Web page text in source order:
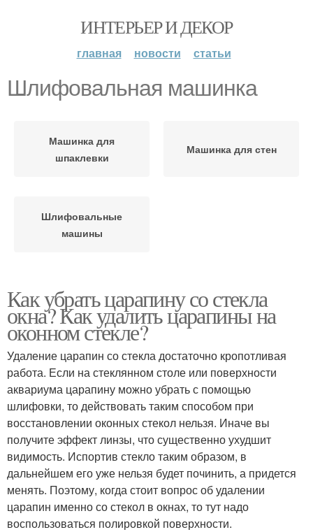
ИНТЕРЬЕР И ДЕКОР
главная новости статьи
Шлифовальная машинка
Машинка для
шпаклевки
Машинка для стен
Шлифовальные
машины
Как убрать царапину со стекла
окна? Как удалить царапины на
оконном стекле?
Удаление царапин со стекла достаточно кропотливая
работа. Если на стеклянном столе или поверхности
аквариума царапину можно убрать с помощью
шлифовки, то действовать таким способом при
восстановлении оконных стекол нельзя. Иначе вы
получите эффект линзы, что существенно ухудшит
видимость. Испортив стекло таким образом, в
дальнейшем его уже нельзя будет починить, а придется
менять. Поэтому, когда стоит вопрос об удалении
царапин именно со стекол в окнах, то тут надо
воспользоваться полировкой поверхности.